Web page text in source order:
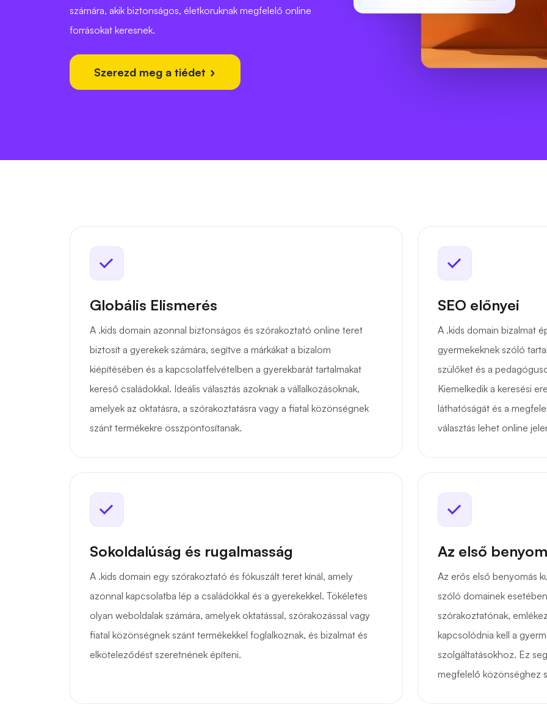
számára, akik biztonságos, életkoruknak megfelelő online
forrásokat keresnek.
Szerezd meg a tiédet
Globális Elismerés
A .kids domain azonnal biztonságos és szórakoztató online teret
biztosít a gyerekek számára, segítve a márkákat a bizalom
kiépítésében és a kapcsolatfelvételben a gyerekbarát tartalmakat
kereső családokkal. Ideális választás azoknak a vállalkozásoknak,
amelyek az oktatásra, a szórakoztatásra vagy a fiatal közönségnek
szánt termékekre összpontosítanak.
SEO előnyei
A .kids domain bizalmat
gyermekeknek szóló
szülőket és a
Kiemelkedik a keresési
láthatóságát és a
választás lehet online
Sokoldalúság és rugalmasság
A .kids domain egy szórakoztató és fókuszált teret kínál, amely
azonnal kapcsolatba lép a családokkal és a gyerekekkel. Tökéletes
olyan weboldalak számára, amelyek oktatással, szórakozással vagy
fiatal közönségnek szánt termékekkel foglalkoznak, és bizalmat és
elköteleződést szeretnének építeni.
Az első
Az erős első benyomás
szóló domainek
szórakoztatónak,
kapcsolódnia kell a
szolgáltatásokhoz. Ez
megfelelő közönséghez